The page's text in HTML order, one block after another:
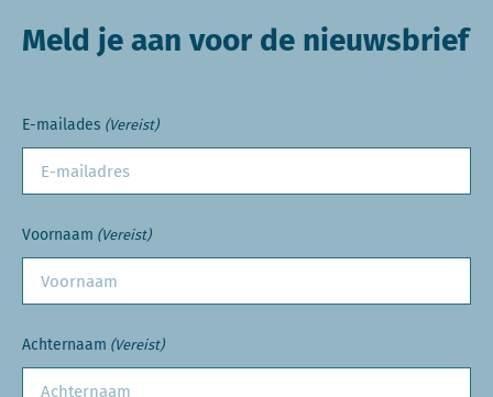
Meld je aan voor de nieuwsbrief
E-mailades (Vereist)
Voornaam (Vereist)
Achternaam (Vereist)